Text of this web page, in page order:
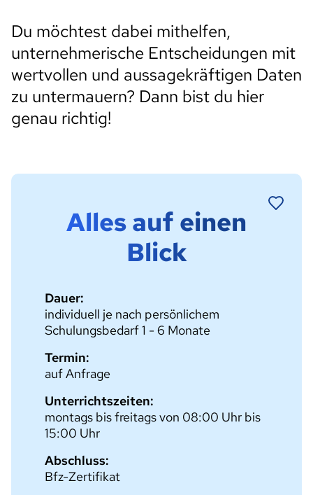
Du möchtest dabei mithelfen,
unternehmerische Entscheidungen mit
wertvollen und aussagekräftigen Daten
zu untermauern? Dann bist du hier
genau richtig!
Alles auf einen
Blick
Dauer:
individuell je nach persönlichem
Schulungsbedarf 1 - 6 Monate
Termin:
auf Anfrage
Unterrichtszeiten:
montags bis freitags von 08:00 Uhr bis
15:00 Uhr
Abschluss:
Bfz-Zertifikat